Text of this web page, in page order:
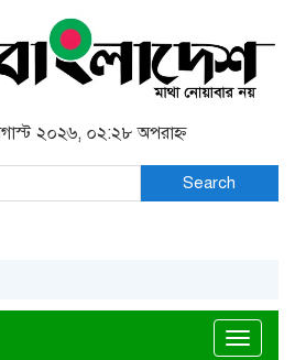
২০২৬, ০২:২৮ অপরাহ্ন
Search